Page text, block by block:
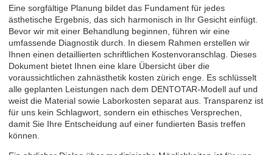
Eine sorgfältige Planung bildet das Fundament für jedes
ästhetische Ergebnis, das sich harmonisch in Ihr Gesicht einfügt.
Bevor wir mit einer Behandlung beginnen, führen wir eine
umfassende Diagnostik durch. In diesem Rahmen erstellen wir
Ihnen einen detaillierten schriftlichen Kostenvoranschlag. Dieses
Dokument bietet Ihnen eine klare Übersicht über die
voraussichtlichen zahnästhetik kosten zürich enge. Es schlüsselt
alle geplanten Leistungen nach dem DENTOTAR-Modell auf und
weist die Material sowie Laborkosten separat aus. Transparenz ist
für uns kein Schlagwort, sondern ein ethisches Versprechen,
damit Sie Ihre Entscheidung auf einer fundierten Basis treffen
können.